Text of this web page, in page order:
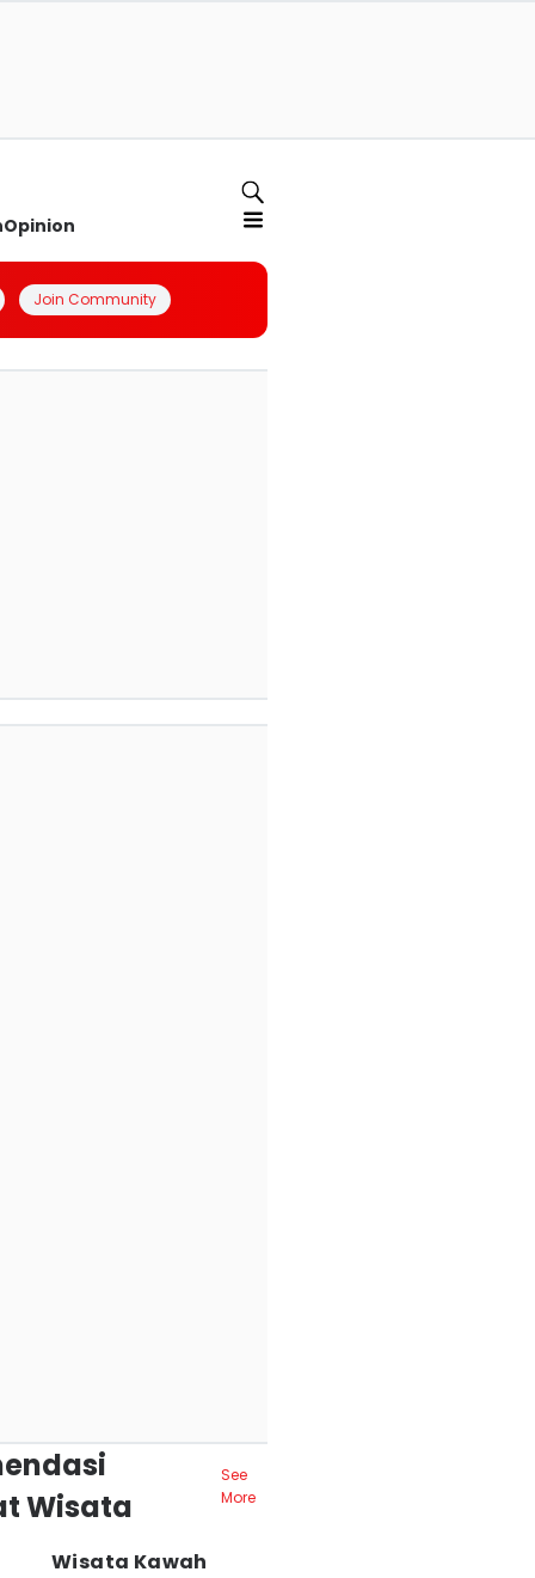
Opinion
Join Community
Wisata
See
More
Wisata Kawah